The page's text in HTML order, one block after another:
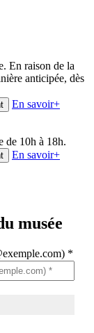
En raison de la
anticipée, dès
En savoir+
de 10h à 18h.
En savoir+
musée
*